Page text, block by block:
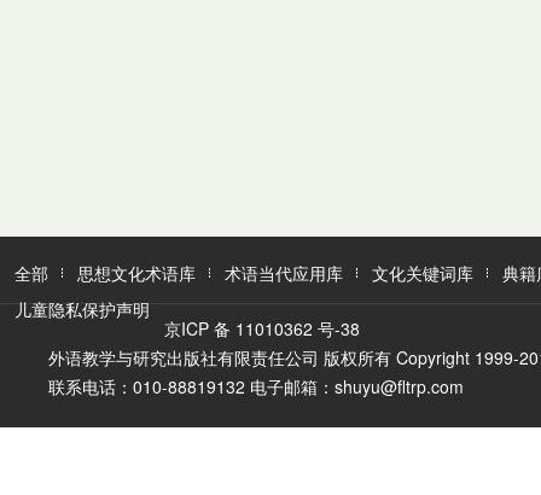
全部 思想文化术语库 术语当代应用库 文化关键词库
典籍
儿童隐私保护声明
京ICP 备 11010362 号-38
外语教学与研究出版社有限责任公司 版权所有 Copyright 1999-
联系电话：010-88819132 电子邮箱：shuyu@fltrp.com